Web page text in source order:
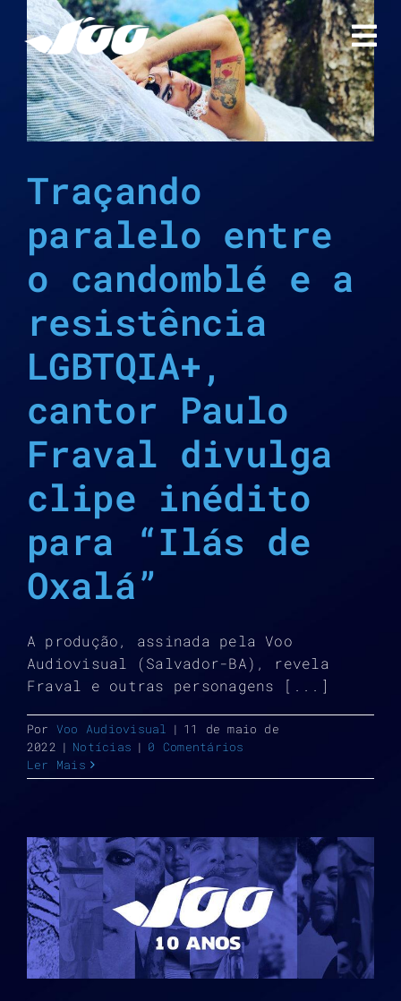
para
conteúdo
Traçando
paralelo entre
o candomblé e a
resistência
LGBTQIA+,
cantor Paulo
Fraval divulga
clipe inédito
para “Ilás de
Oxalá”
A produção, assinada pela Voo
Audiovisual (Salvador-BA), revela
Fraval e outras personagens [...]
Por Voo Audiovisual | 11 de maio de
2022 | Notícias | 0 Comentários
Ler Mais